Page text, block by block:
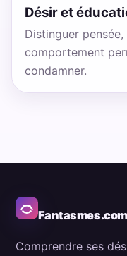
Désir et
Distinguer
comportement
condamner.
Fantasmes.com
Comprendre ses